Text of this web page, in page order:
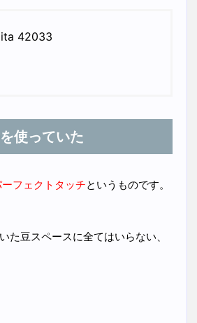
42033
使っていた
フェクトタッチというものです。
た豆スペースに全てはいらない、